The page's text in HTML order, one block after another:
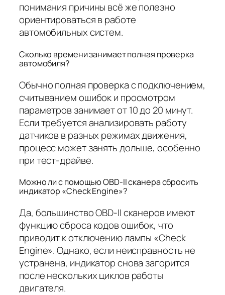
понимания причины всё же полезно
ориентироваться в работе
автомобильных систем.
Сколько времени занимает полная проверка
автомобиля?
Обычно полная проверка с подключением,
считыванием ошибок и просмотром
параметров занимает от 10 до 20 минут.
Если требуется анализировать работу
датчиков в разных режимах движения,
процесс может занять дольше, особенно
при тест-драйве.
Можно ли с помощью OBD-II сканера сбросить
индикатор «Check Engine»?
Да, большинство OBD-II сканеров имеют
функцию сброса кодов ошибок, что
приводит к отключению лампы «Check
Engine». Однако, если неисправность не
устранена, индикатор снова загорится
после нескольких циклов работы
двигателя.